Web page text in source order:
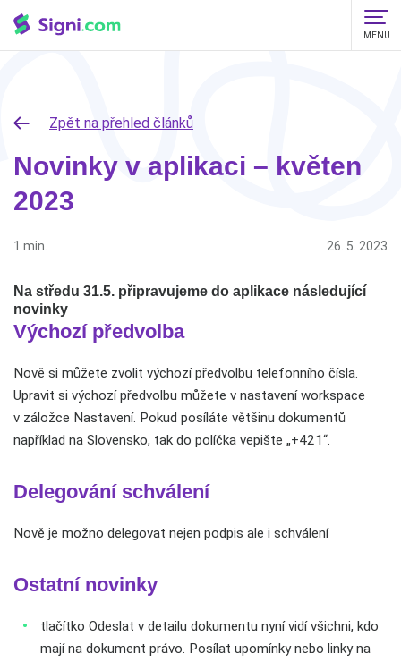
MENU
Zpět na přehled článků
Novinky v aplikaci – květen
2023
1 min. 26. 5. 2023
Na středu 31.5. připravujeme do aplikace následující
novinky
Výchozí předvolba
Nově si můžete zvolit výchozí předvolbu telefonního čísla.
Upravit si výchozí předvolbu můžete v nastavení workspace
v záložce Nastavení. Pokud posíláte většinu dokumentů
například na Slovensko, tak do políčka vepište „+421“.
Delegování schválení
Nově je možno delegovat nejen podpis ale i schválení
Ostatní novinky
tlačítko Odeslat v detailu dokumentu nyní vidí všichni, kdo
mají na dokument právo. Posílat upomínky nebo linky na